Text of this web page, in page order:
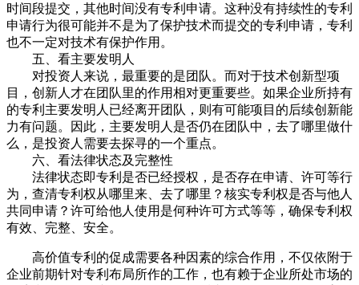
时间段提交，其他时间没有专利申请。这种没有持续性的专利
申请行为很可能并不是为了保护技术而提交的专利申请，专利
也不一定对技术有保护作用。
五、看主要发明人
对投资人来说，最重要的是团队。而对于技术创新型项
目，创新人才在团队里的作用相对更重要些。如果企业所持有
的专利主要发明人已经离开团队，则有可能项目的后续创新能
力有问题。因此，主要发明人是否仍在团队中，去了哪里做什
么，是投资人需要去探寻的一个重点。
六、看法律状态及完整性
法律状态即专利是否已经授权，是否存在申请、许可等行
为，查清专利权从哪里来、去了哪里？核实专利权是否与他人
共同申请？许可给他人使用是何种许可方式等等，确保专利权
有效、完整、安全。
高价值专利的促成需要各种因素的综合作用，不仅依附于
企业前期针对专利布局所作的工作，也有赖于企业所处市场的